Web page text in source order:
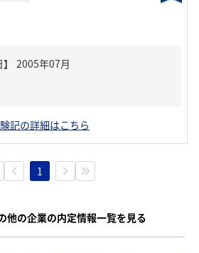
2005年07月
記の詳細はこちら
1
他の企業の内定情報一覧を見る